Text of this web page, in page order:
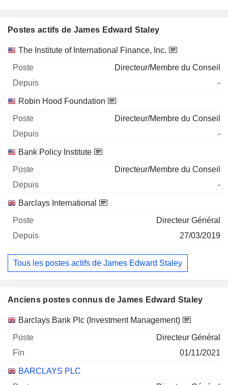
Postes actifs de James Edward Staley
Sociétés Poste Début
The Institute of International Finance, Inc.
Directeur/Membre du Conseil
-
Robin Hood Foundation
Directeur/Membre du Conseil
-
Bank Policy Institute
Directeur/Membre du Conseil
-
Barclays International
Directeur Général
27/03/2019
Tous les postes actifs de James Edward Staley
Anciens postes connus de James Edward Staley
Sociétés Poste Fin
Barclays Bank Plc (Investment Management)
Directeur Général
01/11/2021
BARCLAYS PLC